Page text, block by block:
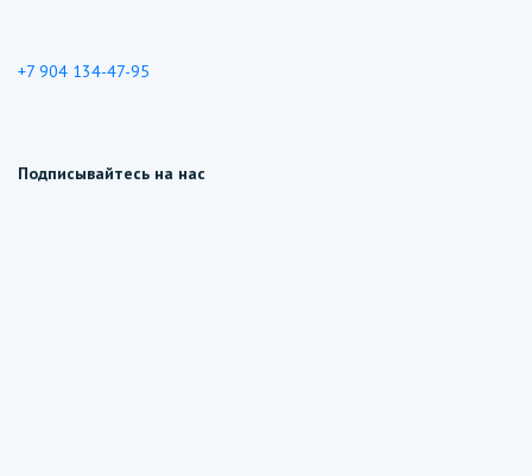
+7 904 134-47-95
Подписывайтесь на нас